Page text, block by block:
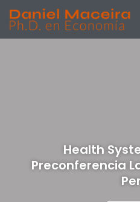
Health
Preconferencia